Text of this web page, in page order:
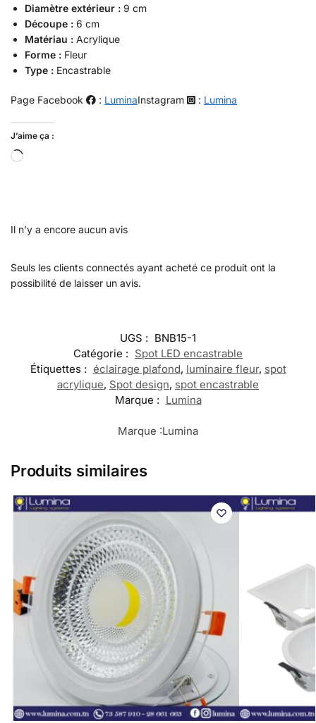
Diamètre extérieur : 9 cm
Découpe : 6 cm
Matériau : Acrylique
Forme : Fleur
Type : Encastrable
Page Facebook : LuminaInstagram : Lumina
J’aime ça :
Il n’y a encore aucun avis
Seuls les clients connectés ayant acheté ce produit ont la
possibilité de laisser un avis.
UGS : BNB15-1
Catégorie : Spot LED encastrable
Étiquettes : éclairage plafond, luminaire fleur, spot
acrylique, Spot design, spot encastrable
Marque : Lumina
Marque :Lumina
Produits similaires